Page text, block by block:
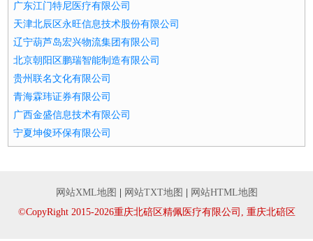
广东江门特尼医疗有限公司
天津北辰区永旺信息技术股份有限公司
辽宁葫芦岛宏兴物流集团有限公司
北京朝阳区鹏瑞智能制造有限公司
贵州联名文化有限公司
青海霖玮证券有限公司
广西金盛信息技术有限公司
宁夏坤俊环保有限公司
网站XML地图 网站TXT地图
网站HTML地图
©CopyRight 2015-2026重庆北碚区精佩医疗有限公司, 重庆北碚区